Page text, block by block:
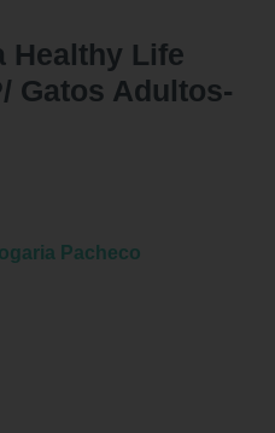
Healthy Life
Gatos Adultos-
Pacheco